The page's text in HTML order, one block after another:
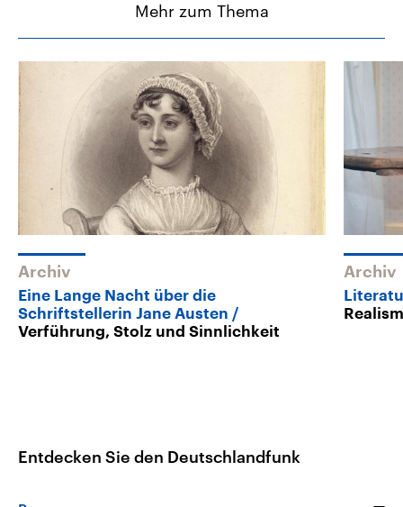
Mehr zum Thema
Archiv
Eine Lange Nacht über die
Schriftstellerin Jane Austen
Verführung, Stolz und Sinnlichkeit
Archiv
Entdecken Sie den Deutschlandfunk